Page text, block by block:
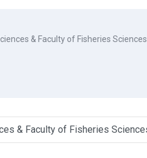
& Faculty of Fisheries Sciences